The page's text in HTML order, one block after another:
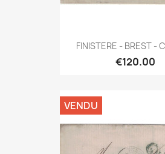
FINISTERE - BREST -
€120.00
VENDU